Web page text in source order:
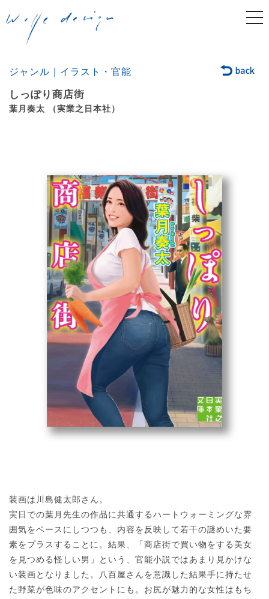
ジャンル｜イラスト・官能
しっぽり商店街
葉月奏太 （実業之日本社）
装画は川島健太郎さん。
実日での葉月先生の作品に共通するハートウォーミングな雰
囲気をベースにしつつも、内容を反映して若干の謎めいた要
素をプラスすることに。結果、「商店街で買い物をする美女
を見つめる怪しい男」という、官能小説ではあまり見かけな
い装画となりました。八百屋さんを意識した結果手に持たせ
た野菜が色味のアクセントにも。お尻が魅力的な女性はもち